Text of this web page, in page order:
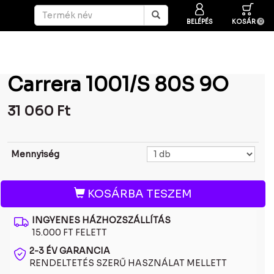
BELÉPÉS KOSÁR 0
Carrera 1001/S 80S 9O
31 060 Ft
Mennyiség
KOSÁRBA TESZEM
INGYENES HÁZHOZSZÁLLÍTÁS
15.000 FT FELETT
2-3 ÉV GARANCIA
RENDELTETÉS SZERŰ HASZNÁLAT MELLETT